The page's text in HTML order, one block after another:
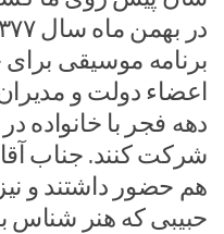
برنامه موسیقی برای
اعضاء دولت و
دهه فجر با خانواده
شرکت کنند. جناب
هم حضور داشتند و
حبیبی که هنر شناس